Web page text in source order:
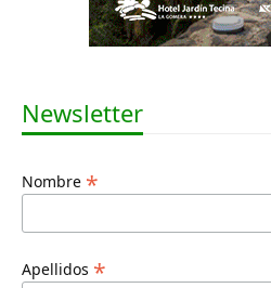
Newsletter
Nombre *
Apellidos *